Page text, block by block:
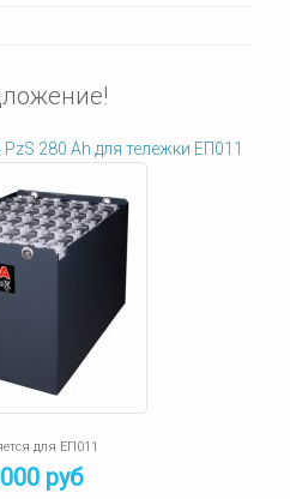
280 Ah для тележки ЕП011
для ЕП011
руб